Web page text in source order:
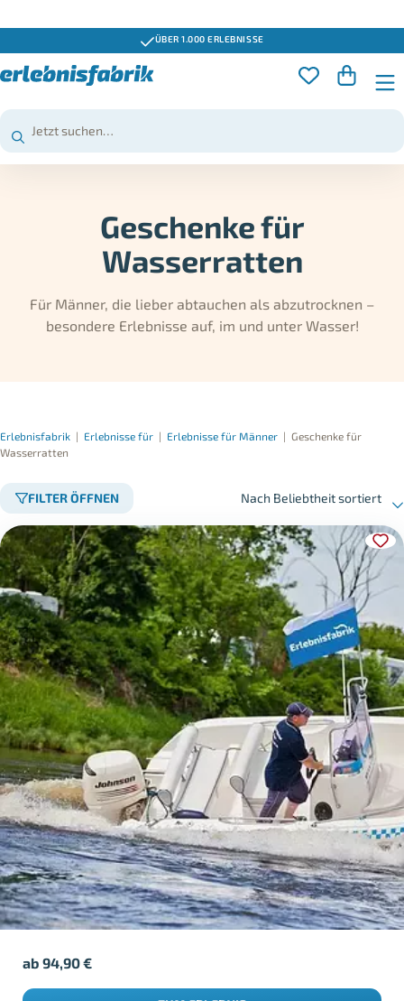
ÜBER 1.000 ERLEBNISSE
Geschenke für
Wasserratten
Für Männer, die lieber abtauchen als abzutrocknen –
besondere Erlebnisse auf, im und unter Wasser!
Erlebnisfabrik | Erlebnisse für | Erlebnisse für Männer | Geschenke für
Wasserratten
FILTER ÖFFNEN Nach Beliebtheit sortiert
ab94,90€